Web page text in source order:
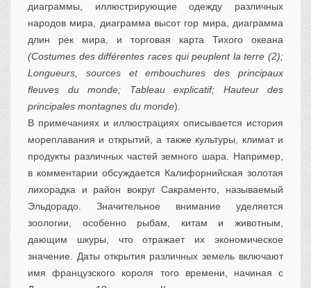
диаграммы, иллюстрирующие одежду различных
народов мира, диаграмма высот гор мира, диаграмма
длин рек мира, и торговая карта Тихого океана
(Costumes des différentes races qui peuplent la terre (2);
Longueurs, sources et embouchures des principaux
fleuves du monde; Tableau explicatif; Hauteur des
principales montagnes du monde).
В примечаниях и иллюстрациях описывается история
мореплавания и открытий, а также культуры, климат и
продукты различных частей земного шара. Например,
в комментарии обсуждается Калифорнийская золотая
лихорадка и район вокруг Сакраменто, называемый
Эльдорадо. Значительное внимание уделяется
зоологии, особенно рыбам, китам и животным,
дающим шкуры, что отражает их экономическое
значение. Даты открытия различных земель включают
имя французского короля того времени, начиная с